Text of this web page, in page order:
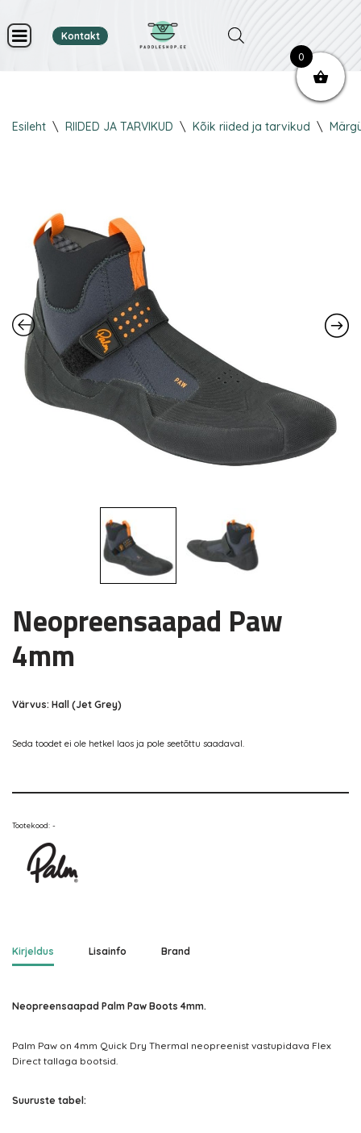
Skip
content
Kontakt
Esileht \ RIIDED JA TARVIKUD \ Kõik riided ja tarvikud \
Neopreensaapad Paw
4mm
Värvus: Hall (Jet Grey)
Seda toodet ei ole hetkel laos ja pole seetõttu saadaval.
Tootekood: -
Kirjeldus Lisainfo Brand
Neopreensaapad Palm Paw Boots 4mm.
Palm Paw on 4mm Quick Dry Thermal neopreenist vastupidava Flex
Direct tallaga bootsid.
Suuruste tabel:
0